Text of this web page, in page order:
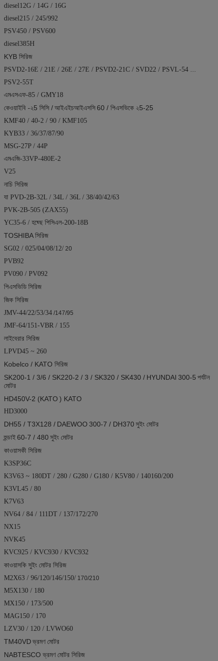
diesel12G / 14G / 16G
diesel215 / 245/992
PSV450 / PSV600
diesel385H
KYB সিরিজ
PSVD2-16E / 21E / 26E / 27E / PSVD2-21C / SVD22 / PSVL-54 ...
PSV2-55T
এমএসএফ-85 / GMY18
কেওয়াইবি -২5 সিসি /আইএইচআইএসসি60 / পিএসভিকে ২5-25
KMF40 / 40-2 / 90 / KMF105
KYB33 / 36/37/87/90
MSG-27P / 44P
এমএজি-33VP-480E-2
V25
নাচি সিরিজ
যা PVD-2B-32L / 34L / 36L / 38/40/42/63
PVK-2B-505 (ZAX55)
YC35-6 / হছ্ছে পিসিএল-200-18B
TOSHIBA সিরিজ
SG02 / 025/04/08/12/ 20
PVB92
PV090 / PV092
পিএসভিডিসিরিজ
জিক সিরিজ
JMV-44/22/53/34 /147/95
JMF-64/151-VBR / 155
লাইবেরার সিরিজ
LPVD45 ~ 260
Kobelco / KATO সিরিজ
SK200-1 / 3/6 / SK220-2 / 3 / SK320 / SK430 / HYUNDAI 300-5 পর্যটন
মোটর
HD450V-2 (KATO ) KATO
HD3000
DH55 / T3X128 / DAEWOO 300-7 / DH370 সুইং মোটর
হুন্ডাই60-7 / 480 সুইং মোটর
কাওয়াসকী সিরিজ
K3SP36C
K3V63 ~ 180DT / 280 / G280 / G180 / K5V80 / 140160/200
K3VL45 / 80
K7V63
NV64 / 84 / 111DT / 137/172/270
NX15
NVK45
KVC925 / KVC930 / KVC932
কাওয়াসকি সুইং মোটর সিরিজ
M2X63 / 96/120/146/150/ 170/210
M5X130 / 180
MX150 / 173/500
MAG150 / 170
LZV30 / 120 / LVWO60
TM40VDভ্রমণ মোটর
NABTESCO ভ্রমণ মোটর সিরিজ